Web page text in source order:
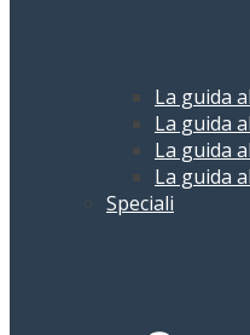
La guida
La guida
La guida
La guida
Speciali